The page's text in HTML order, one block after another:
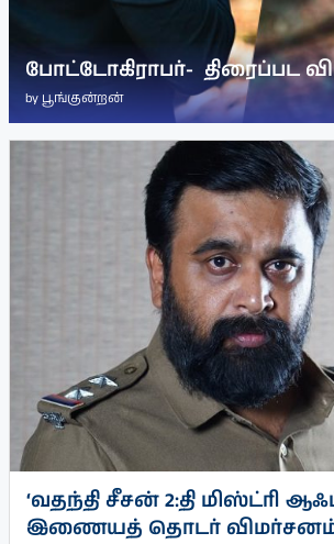
போட்டோகிராபர்- ‌ திரைப்பட
by பூங்குன்றன்
‘வதந்தி சீசன் 2:தி மிஸ்ட்ரி
இணையத் தொடர்